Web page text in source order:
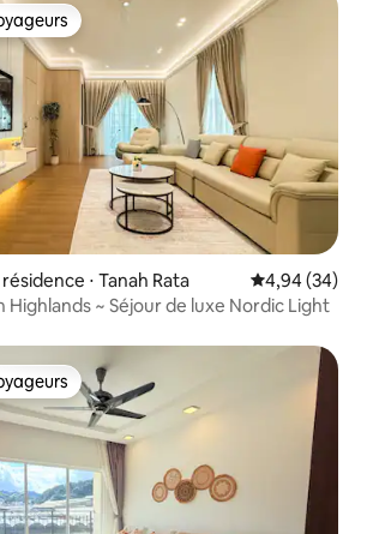
⋅ Tanah Rata Évaluation
4,94 (34)
~ Séjour de luxe Nordic Light